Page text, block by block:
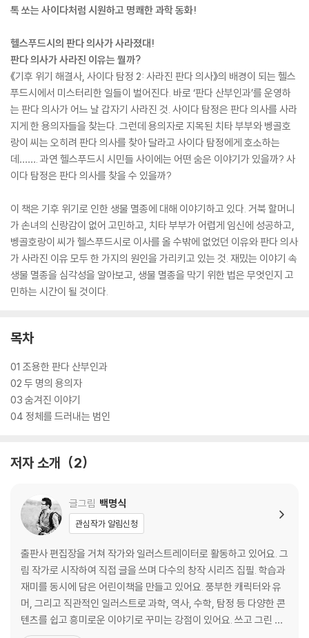
톡 쏘는 사이다처럼 시원하고 명쾌한 과학 동화!
헬스푸드시의 판다 의사가 사라졌대!
판다 의사가 사라진 이유는 뭘까?
《기후 위기 해결사, 사이다 탐정 2: 사라진 판다 의사》의 배경이 되는 헬스
푸드시에서 미스터리한 일들이 벌어진다. 바로 ‘판다 산부인과’를 운영하
는 판다 의사가 어느 날 갑자기 사라진 것. 사이다 탐정은 판다 의사를 사라
지게 한 용의자들을 찾는다. 그런데 용의자로 지목된 치타 부부와 벵골호
랑이 씨는 오히려 판다 의사를 찾아 달라고 사이다 탐정에게 호소하는
데……. 과연 헬스푸드시 시민들 사이에는 어떤 숨은 이야기가 있을까? 사
이다 탐정은 판다 의사를 찾을 수 있을까?
이 책은 기후 위기로 인한 생물 멸종에 대해 이야기하고 있다. 거북 할머니
가 손녀의 신랑감이 없어 고민하고, 치타 부부가 어렵게 임신에 성공하고,
벵골호랑이 씨가 헬스푸드시로 이사를 올 수밖에 없었던 이유와 판다 의사
가 사라진 이유 모두 한 가지의 원인을 가리키고 있는 것. 재밌는 이야기 속
생물 멸종을 심각성을 알아보고, 생물 멸종을 막기 위한 법은 무엇인지 고
민하는 시간이 될 것이다.
목차
01 조용한 판다 산부인과
02 두 명의 용의자
03 숨겨진 이야기
04 정체를 드러내는 범인
저자 소개 2
글그림 백명식
관심작가 알림신청
출판사 편집장을 거쳐 작가와 일러스트레이터로 활동하고 있어요. 그
림 작가로 시작하여 직접 글을 쓰며 다수의 창작 시리즈 집필. 학습과
재미를 동시에 담은 어린이책을 만들고 있어요. 풍부한 캐릭터와 유
머, 그리고 직관적인 일러스트로 과학, 역사, 수학, 탐정 등 다양한 콘
텐츠를 쉽고 흥미로운 이야기로 꾸미는 강점이 있어요. 쓰고 그린 책